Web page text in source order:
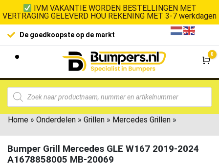
IVM VAKANTIE WORDEN BESTELLINGEN MET
VERTRAGING GELEVERD HOU REKENING MET 3-7 werkdagen
De goedkoopste op de markt
0
Home » Onderdelen » Grillen » Mercedes Grillen »
Bumper Grill Mercedes GLE W167 2019-2024
A1678858005 MB-20069